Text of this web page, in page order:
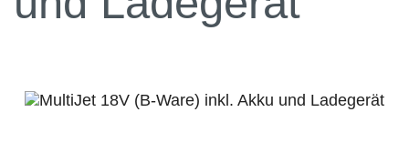
Bildergalerie überspringen